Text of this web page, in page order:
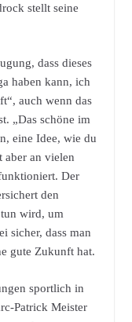
stellt seine
dass dieses
haben kann, ich
auch wenn das
„Das schöne im
eine Idee, wie du
aber an vielen
Der
den
wird, um
sicher, dass man
gute Zukunft hat.
sportlich in
Patrick Meister